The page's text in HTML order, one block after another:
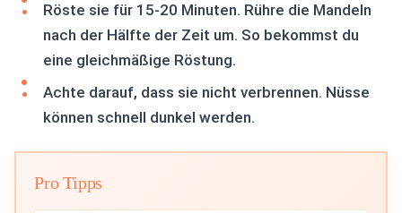
Röste sie für 15-20 Minuten. Rühre die Mandeln
nach der Hälfte der Zeit um. So bekommst du
eine gleichmäßige Röstung.
Achte darauf, dass sie nicht verbrennen. Nüsse
können schnell dunkel werden.
Pro Tipps